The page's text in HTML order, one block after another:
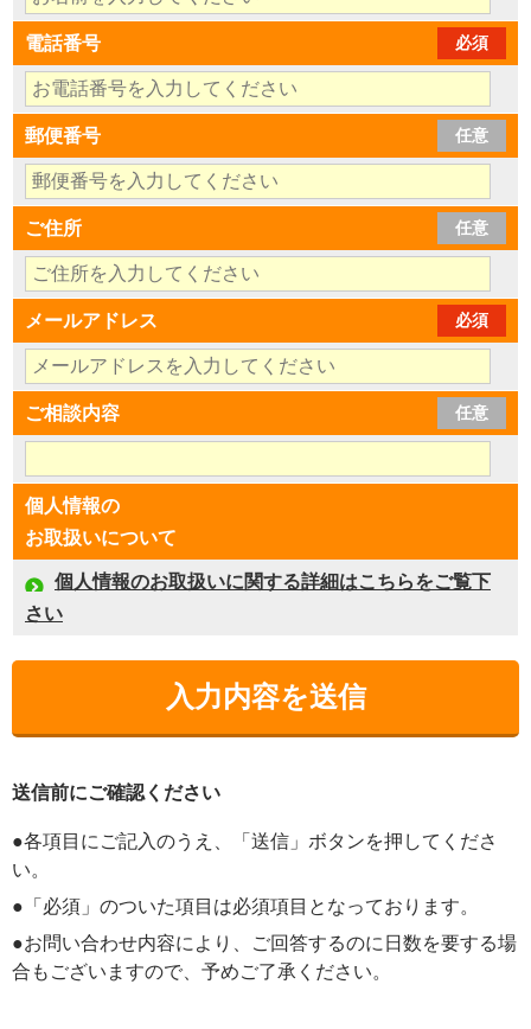
電話番号 必須
郵便番号 任意
ご住所 任意
メールアドレス 必須
ご相談内容 任意
個人情報の
お取扱いについて
個人情報のお取扱いに関する詳細はこちらをご覧下
さい
送信前にご確認ください
●各項目にご記入のうえ、「送信」ボタンを押してくださ
い。
●「必須」のついた項目は必須項目となっております。
●お問い合わせ内容により、ご回答するのに日数を要する場
合もございますので、予めご了承ください。